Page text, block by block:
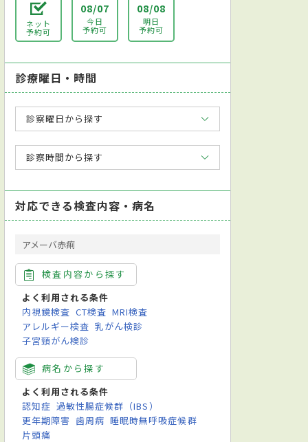
ネット
予約可
08/07
今日
予約可
08/08
明日
予約可
診療曜日・時間
診察曜日から探す
診察時間から探す
対応できる検査内容・病名
アメーバ赤痢
検査内容から探す
よく利用される条件
内視鏡検査 CT検査 MRI検査
アレルギー検査 乳がん検診
子宮頸がん検診
病名から探す
よく利用される条件
認知症 過敏性腸症候群（IBS）
更年期障害 歯周病 睡眠時無呼吸症候群
片頭痛